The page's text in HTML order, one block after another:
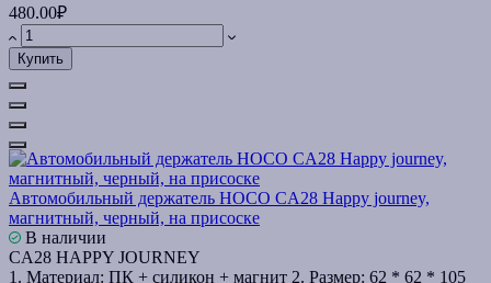
480.00₽
Купить
Автомобильный держатель HOCO CA28 Happy journey,
магнитный, черный, на присоске
В наличии
CA28 HAPPY JOURNEY
1. Материал: ПК + силикон + магнит 2. Размер: 62 * 62 * 105